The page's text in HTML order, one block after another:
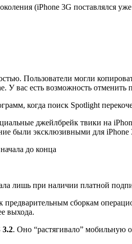
(iPhone 3G поставлялся
Пользователи могли
вас есть возможность отменить
когда поиск Spotlight
джейлбрейк твики на
были эксклюзивными для iPhone
до конца
лишь при наличии платной
сборкам
выхода.
3.2. Оно “растягивало” мобильную